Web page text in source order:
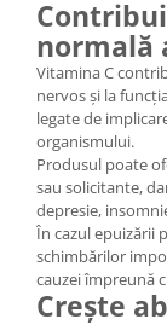
normală
Vitamina C
nervos și la
legate de
organismului.
Produsul poate
sau solicitante,
depresie,
În cazul epuizării
schimbărilor
cauzei împreună
Crește